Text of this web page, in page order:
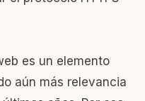
es un elemento
aún más relevancia